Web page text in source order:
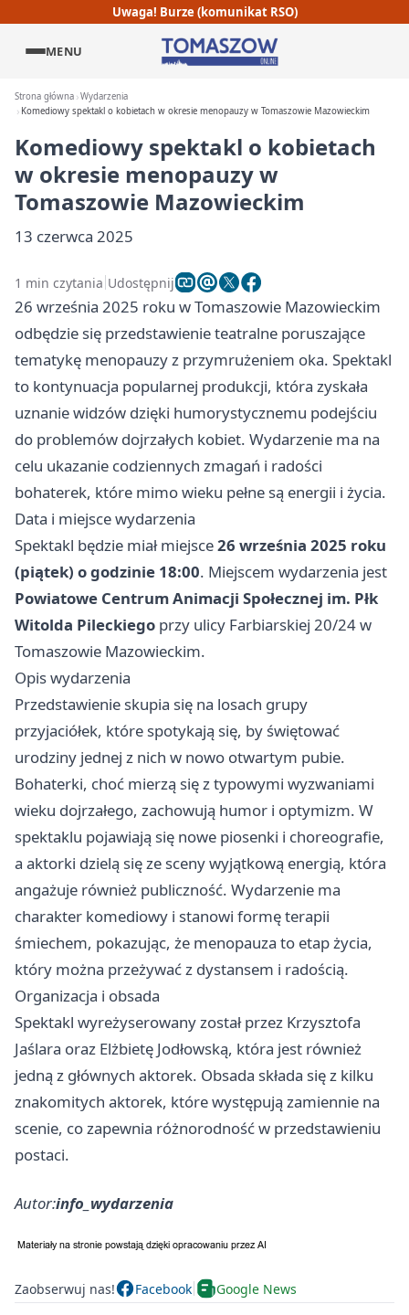
Uwaga! Burze (komunikat RSO)
MENU
Strona główna Wydarzenia
Komediowy spektakl o kobietach w okresie menopauzy w Tomaszowie Mazowieckim
Komediowy spektakl o kobietach
w okresie menopauzy w
Tomaszowie Mazowieckim
13 czerwca 2025
1 min czytania Udostępnij
26 września 2025 roku w Tomaszowie Mazowieckim
odbędzie się przedstawienie teatralne poruszające
tematykę menopauzy z przymrużeniem oka. Spektakl
to kontynuacja popularnej produkcji, która zyskała
uznanie widzów dzięki humorystycznemu podejściu
do problemów dojrzałych kobiet. Wydarzenie ma na
celu ukazanie codziennych zmagań i radości
bohaterek, które mimo wieku pełne są energii i życia.
Data i miejsce wydarzenia
Spektakl będzie miał miejsce26 września 2025 roku
(piątek) o godzinie 18:00. Miejscem wydarzenia jest
Powiatowe Centrum Animacji Społecznej im. Płk
Witolda Pileckiego przy ulicy Farbiarskiej 20/24 w
Tomaszowie Mazowieckim.
Opis wydarzenia
Przedstawienie skupia się na losach grupy
przyjaciółek, które spotykają się, by świętować
urodziny jednej z nich w nowo otwartym pubie.
Bohaterki, choć mierzą się z typowymi wyzwaniami
wieku dojrzałego, zachowują humor i optymizm. W
spektaklu pojawiają się nowe piosenki i choreografie,
a aktorki dzielą się ze sceny wyjątkową energią, która
angażuje również publiczność. Wydarzenie ma
charakter komediowy i stanowi formę terapii
śmiechem, pokazując, że menopauza to etap życia,
który można przeżywać z dystansem i radością.
Organizacja i obsada
Spektakl wyreżyserowany został przez Krzysztofa
Jaślara oraz Elżbietę Jodłowską, która jest również
jedną z głównych aktorek. Obsada składa się z kilku
znakomitych aktorek, które występują zamiennie na
scenie, co zapewnia różnorodność w przedstawieniu
postaci.
Autor:info_wydarzenia
Zaobserwuj nas! Facebook Google News